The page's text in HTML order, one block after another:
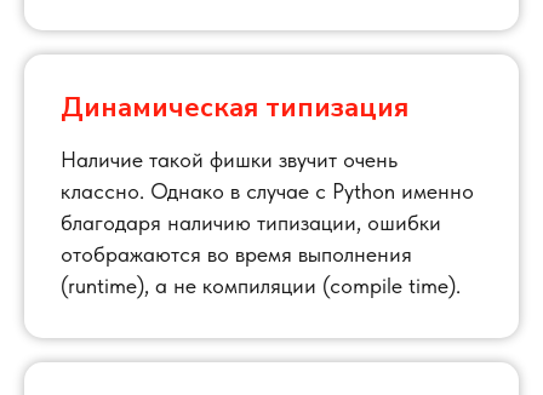
Динамическая типизация
Наличие такой фишки звучит очень
классно. Однако в случае с Python именно
благодаря наличию типизации, ошибки
отображаются во время выполнения
(runtime), а не компиляции (compile time).